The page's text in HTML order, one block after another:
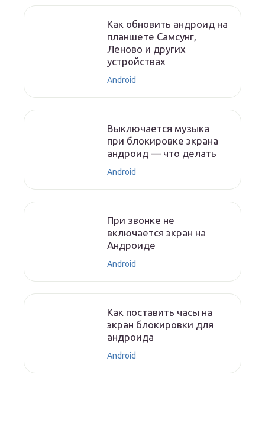
Как обновить андроид на
планшете Самсунг,
Леново и других
устройствах
Android
Выключается музыка
при блокировке экрана
андроид — что делать
Android
При звонке не
включается экран на
Андроиде
Android
Как поставить часы на
экран блокировки для
андроида
Android